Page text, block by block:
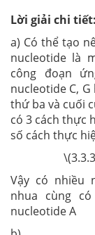
Lời giải chi tiết:
a) Có thể tạo
nucleotide là
công đoạn
nucleotide C,
thứ ba và cuối
có 3 cách thực
số cách thực
\(3.3.3.3
Vậy có nhiều
nhua cùng
nucleotide A